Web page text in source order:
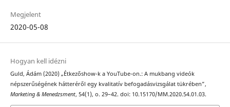
Megjelent
2020-05-08
Hogyan kell idézni
Guld, Ádám (2020) „Étkezőshow-k a YouTube-on.: A mukbang videók
népszerűségének hátteréről egy kvalitatív befogadásvizsgálat tükrében”,
Marketing & Menedzsment, 54(1), o. 29–42. doi: 10.15170/MM.2020.54.01.03.